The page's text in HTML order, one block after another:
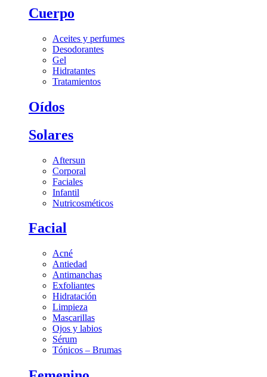
Cuerpo
Aceites y perfumes
Desodorantes
Gel
Hidratantes
Tratamientos
Oídos
Solares
Aftersun
Corporal
Faciales
Infantil
Nutricosméticos
Facial
Acné
Antiedad
Antimanchas
Exfoliantes
Hidratación
Limpieza
Mascarillas
Ojos y labios
Sérum
Tónicos – Brumas